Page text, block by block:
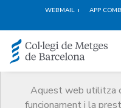
WEBMAIL APP COMB
Aquest web utilitza
funcionament i la